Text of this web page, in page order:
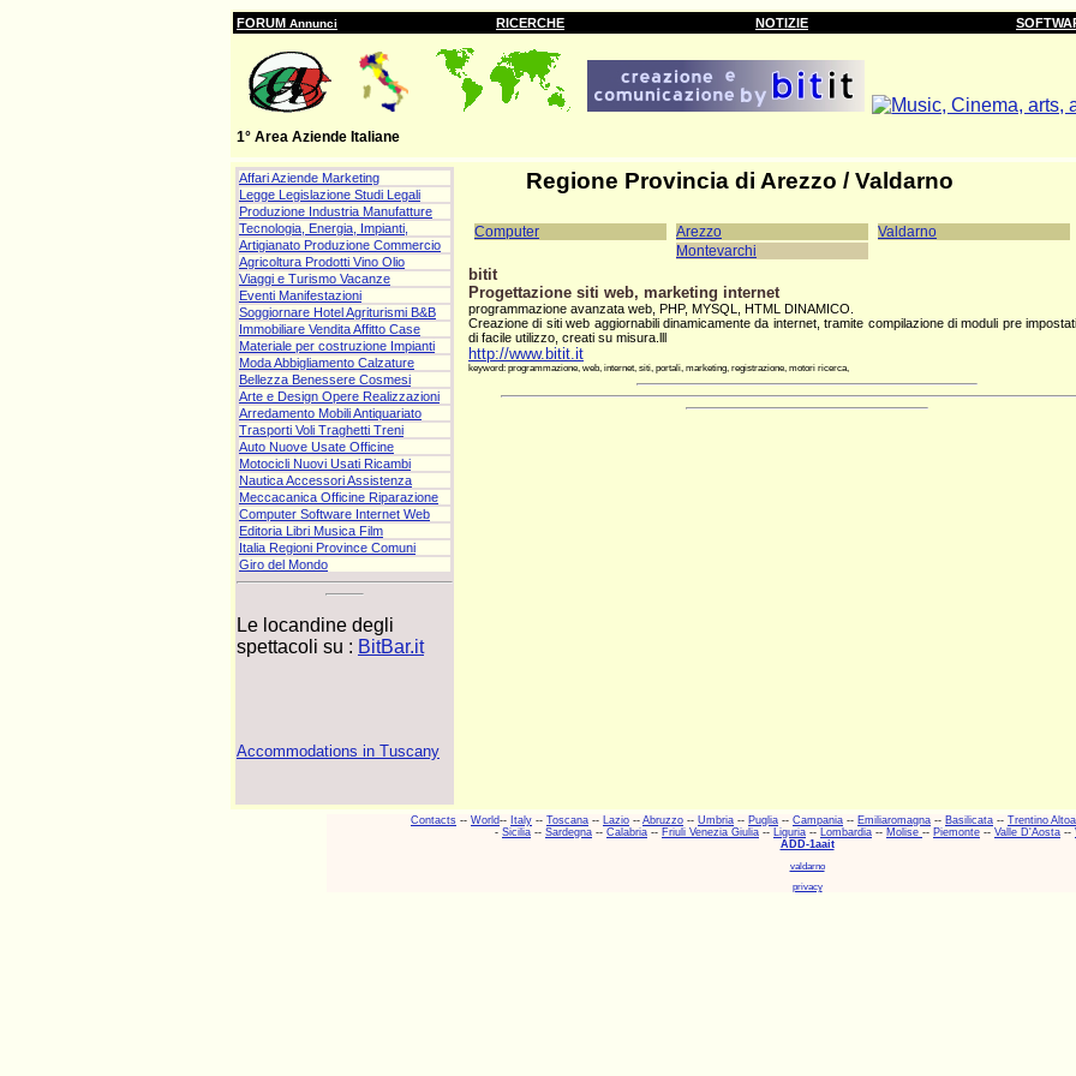
FORUM Annunci RICERCHE NOTIZIE
1° Area Aziende Italiane
Affari Aziende Marketing
Legge Legislazione Studi Legali
Produzione Industria Manufatture
Tecnologia, Energia, Impianti,
Artigianato Produzione Commercio
Agricoltura Prodotti Vino Olio
Viaggi e Turismo Vacanze
Eventi Manifestazioni
Soggiornare Hotel Agriturismi B&B
Immobiliare Vendita Affitto Case
Materiale per costruzione Impianti
Moda Abbigliamento Calzature
Bellezza Benessere Cosmesi
Arte e Design Opere Realizzazioni
Arredamento Mobili Antiquariato
Trasporti Voli Traghetti Treni
Auto Nuove Usate Officine
Motocicli Nuovi Usati Ricambi
Nautica Accessori Assistenza
Meccacanica Officine Riparazione
Computer Software Internet Web
Editoria Libri Musica Film
Italia Regioni Province Comuni
Giro del Mondo
Le locandine degli
spettacoli su : BitBar.it
Accommodations in Tuscany
Regione Provincia di Arezzo / Valdarno
Computer
Arezzo
Montevarchi
Valdarno
bitit
Progettazione siti web, marketing internet
programmazione avanzata web, PHP, MYSQL, HTML DINAMICO.
Creazione di siti web aggiornabili dinamicamente da internet, tramite compilazione di moduli pre
di facile utilizzo, creati su misura.lll
http://www.bitit.it
keyword: programmazione, web, internet, siti, portali, marketing, registrazione, motori ricerca,
Contacts -- World-- Italy -- Toscana -- Lazio -- Abruzzo -- Umbria -- Puglia -- Campania -- Emiliaromagna -- Basilicata -- Trentino
- Sicilia -- Sardegna -- Calabria -- Friuli Venezia Giulia -- Liguria -- Lombardia -- Molise -- Piemonte -- Valle D'Aosta --
ADD-1aait
valdarno
privacy